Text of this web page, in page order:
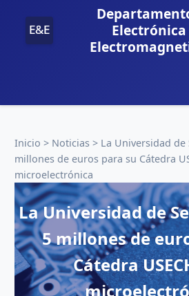
Inicio > Noticias > La Universidad
millones de euros para su Cátedra
microelectrónica
La Universidad de
5 millones de
Cátedra